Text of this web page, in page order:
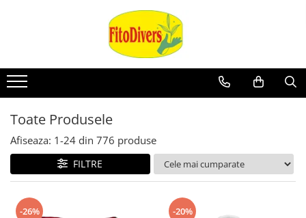
Toate Produsele
Afiseaza: 1-24 din 776 produse
FILTRE
-26% -20%